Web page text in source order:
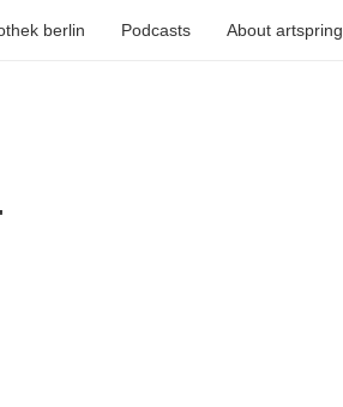
berlin Podcasts About artspring